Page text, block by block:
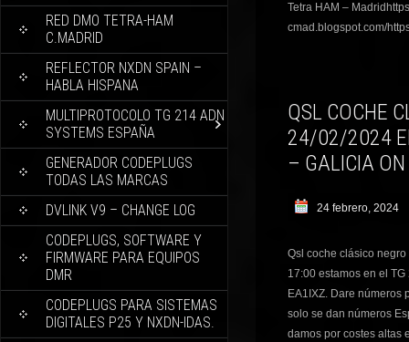
RED DMO TETRA-HAM
C.MADRID
REFLECTOR NXDN SPAIN –
HABLA HISPANA
MULTIPROTOCOLO TG 214 ADN
SYSTEMS ESPAÑA
GENERADOR CODEPLUGS
TODAS LAS MARCAS
DVLINK V9 – CHANGE LOG
CODEPLUGS, SOFTWARE Y
FIRMWARE PARA EQUIPOS
DMR
CODEPLUGS PARA SISTEMAS
DIGITALES P25 Y NXDN-IDAS.
Tetra HAM –
cmad.blogspot.com/
QSL COCHE
24/02/2024
– GALICIA ON
24 febrero, 2024
Qsl coche clásico
17:00 estamos en el
EA1IXZ. Dare números
solo se dan números
damos por costes altas